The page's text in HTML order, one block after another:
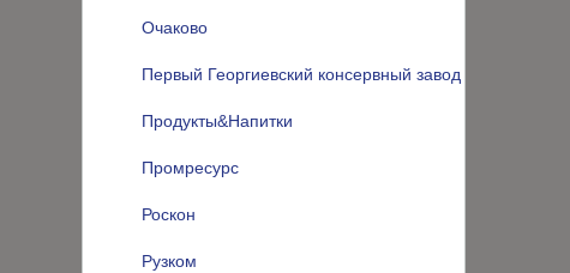
Очаково
Первый Георгиевский консервный завод
Продукты&Напитки
Промресурс
Роскон
Рузком